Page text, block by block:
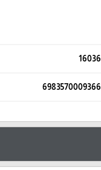
16036
6983570009366